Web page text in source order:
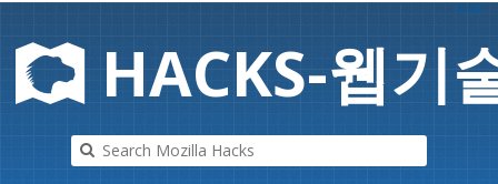
Mozilla
HACKS-웹기